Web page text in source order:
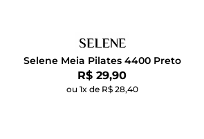
Selene Meia Pilates 4400 Preto
Por:
R$ 29,90
ou 1x de R$ 28,40